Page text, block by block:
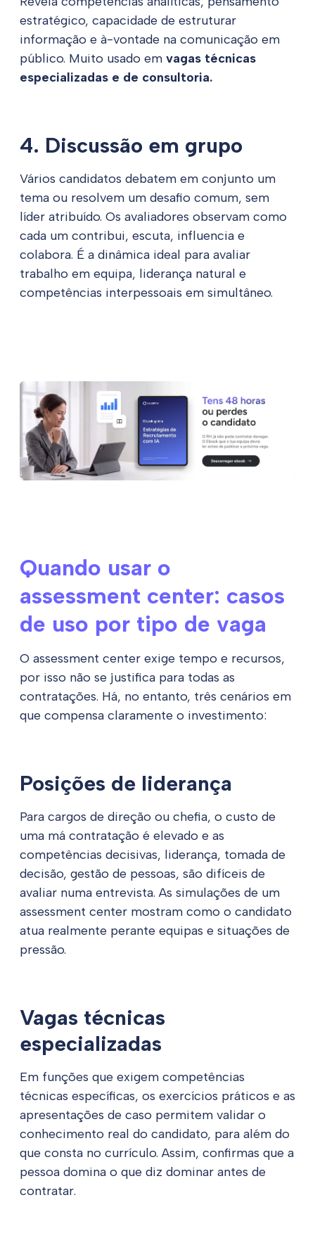
estratégico, capacidade de estruturar
informação e à-vontade na comunicação em
público. Muito usado em vagas técnicas
especializadas e de consultoria.
4. Discussão em grupo
Vários candidatos debatem em conjunto um
tema ou resolvem um desafio comum, sem
líder atribuído. Os avaliadores observam como
cada um contribui, escuta, influencia e
colabora. É a dinâmica ideal para avaliar
trabalho em equipa, liderança natural e
competências interpessoais em simultâneo.
Quando usar o
assessment center: casos
de uso por tipo de vaga
O assessment center exige tempo e recursos,
por isso não se justifica para todas as
contratações. Há, no entanto, três cenários em
que compensa claramente o investimento:
Posições de liderança
Para cargos de direção ou chefia, o custo de
uma má contratação é elevado e as
competências decisivas, liderança, tomada de
decisão, gestão de pessoas, são difíceis de
avaliar numa entrevista. As simulações de um
assessment center mostram como o candidato
atua realmente perante equipas e situações de
pressão.
Vagas técnicas
especializadas
Em funções que exigem competências
técnicas específicas, os exercícios práticos e as
apresentações de caso permitem validar o
conhecimento real do candidato, para além do
que consta no currículo. Assim, confirmas que a
pessoa domina o que diz dominar antes de
contratar.